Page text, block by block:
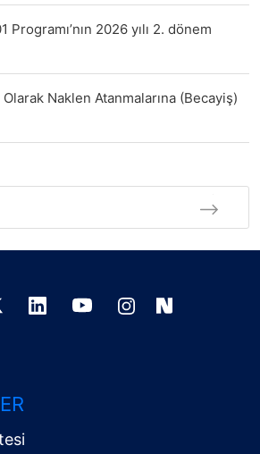
Programı’nın 2026 yılı 2. dönem
Olarak Naklen Atanmalarına (Becayiş)